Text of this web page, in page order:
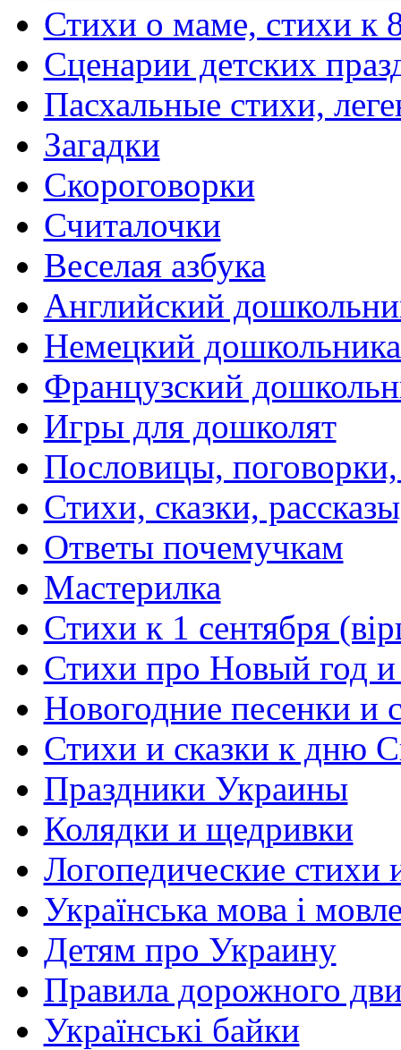
Стихи о маме, стихи к
Сценарии детских
Пасхальные стихи,
Загадки
Скороговорки
Считалочки
Веселая азбука
Английский
Немецкий
Французский
Игры для дошколят
Пословицы,
Стихи, сказки,
Ответы почемучкам
Мастерилка
Стихи к 1 сентября
Стихи про Новый год
Новогодние песенки и
Стихи и сказки к дню
Праздники Украины
Колядки и щедривки
Логопедические стихи
Українська мова і
Детям про Украину
Правила дорожного
Українські байки